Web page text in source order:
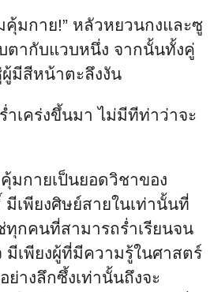
คุ้มกาย!” หลัวหยวนกงและซู
ตากับแวบหนึ่ง จากนั้นทั้งคู่
มีสีหน้าตะลึงงัน
เคร่งขึ้นมา ไม่มีทีท่าว่าจะ
มกายเป็นยอดวิชาของ
เพียงศิษย์สายในเท่านั้นที่
ทุกคนที่สามารถร่ำเรียนจน
มีเพียงผู้ที่มีความรู้ในศาสตร์
างลึกซึ้งเท่านั้นถึงจะ